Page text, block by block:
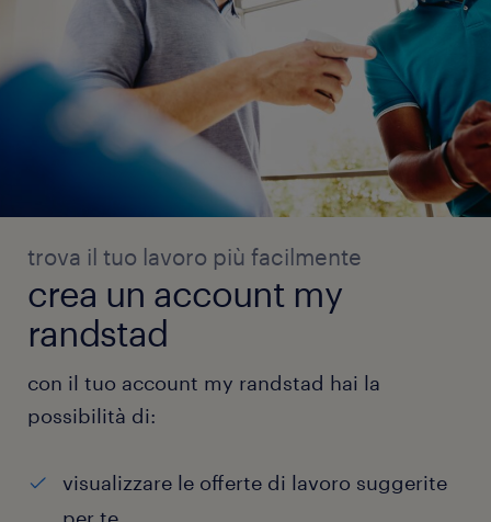
trova il tuo lavoro più facilmente
crea un account my
randstad
con il tuo account my randstad hai la
possibilità di:
visualizzare le offerte di lavoro suggerite